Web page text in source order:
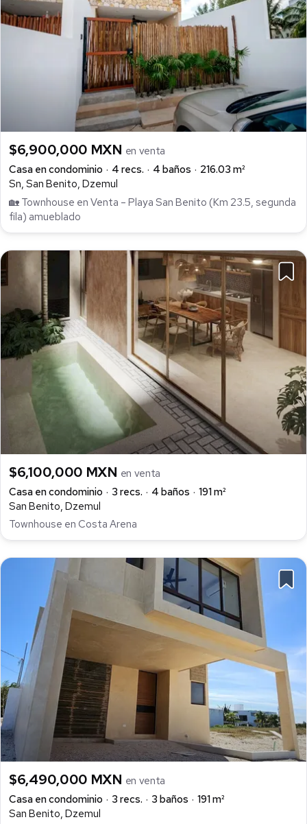
$6,900,000 MXN en venta
Casa en condominio
4 recs. 4 baños
216.03 m²
Sn, San Benito, Dzemul
🏡 Townhouse en Venta – Playa San Benito (Km 23.5, segunda
fila) amueblado
$6,100,000 MXN en venta
Casa en condominio
3 recs. 4 baños
191 m²
San Benito, Dzemul
Townhouse en Costa Arena
$6,490,000 MXN en venta
Casa en condominio
3 recs. 3 baños
191 m²
San Benito, Dzemul